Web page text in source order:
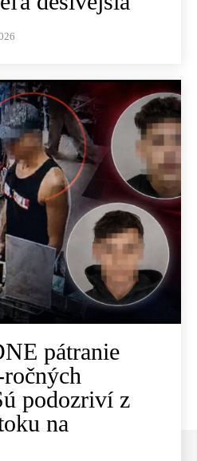
pátranie
podozriví z
na